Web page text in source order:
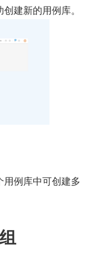
建新的用例库。
例库中可创建多